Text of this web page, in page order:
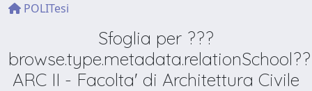
POLITesi
Sfoglia per ???
ARC II - Facolta' di Architettura Civile